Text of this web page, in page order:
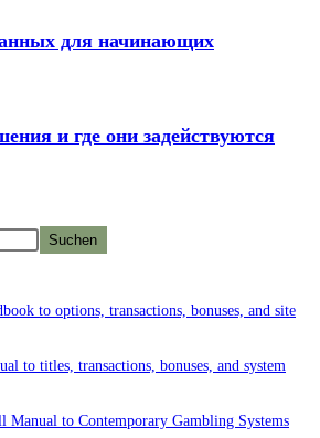
для начинающих
и где они задействуются
Suchen
to options, transactions, bonuses, and site
to titles, transactions, bonuses, and system
Manual to Contemporary Gambling Systems